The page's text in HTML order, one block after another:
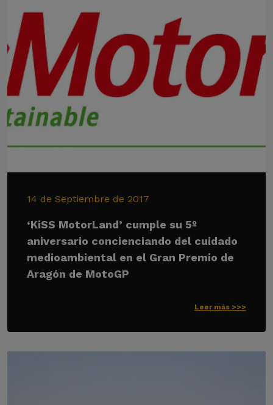
14 de Septiembre de 2017
‘KiSS MotorLand’ cumple su 5º
aniversario concienciando del cuidado
medioambiental en el Gran Premio de
Aragón de MotoGP
Leer más >>>